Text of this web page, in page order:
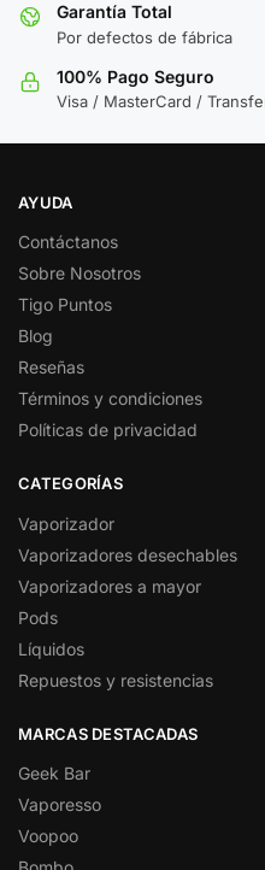
Garantía Total
Por defectos de fábrica
100% Pago Seguro
Visa / MasterCard /
AYUDA
Contáctanos
Sobre Nosotros
Tigo Puntos
Blog
Reseñas
Términos y condiciones
Políticas de privacidad
CATEGORÍAS
Vaporizador
Vaporizadores desechables
Vaporizadores a mayor
Pods
Líquidos
Repuestos y resistencias
MARCAS DESTACADAS
Geek Bar
Vaporesso
Voopoo